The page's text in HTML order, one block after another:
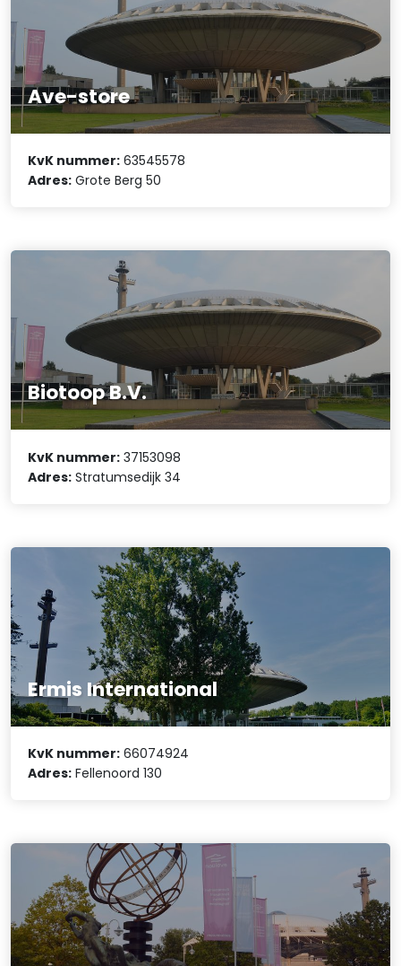
Ave-store
KvK nummer: 63545578
Adres: Grote Berg 50
Biotoop B.V.
KvK nummer: 37153098
Adres: Stratumsedijk 34
Ermis International
KvK nummer: 66074924
Adres: Fellenoord 130